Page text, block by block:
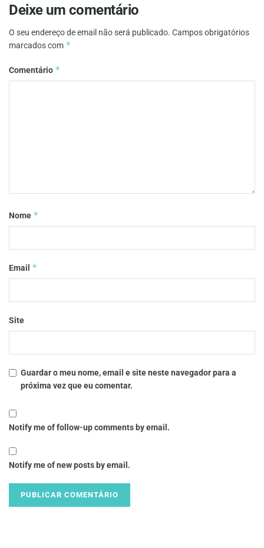
Deixe um comentário
O seu endereço de email não será publicado. Campos obrigatórios
marcados com *
Comentário *
Nome *
Email *
Site
Guardar o meu nome, email e site neste navegador para a
próxima vez que eu comentar.
Notify me of follow-up comments by email.
Notify me of new posts by email.